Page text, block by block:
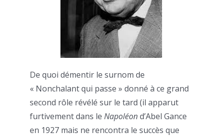
De quoi démentir le surnom de
« Nonchalant qui passe » donné à ce grand
second rôle révélé sur le tard (il apparut
furtivement dans le Napoléond’Abel Gance
en 1927 mais ne rencontra le succès que